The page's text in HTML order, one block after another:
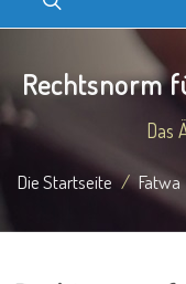
Rechtsnorm
Das
Die Startseite Fatwa